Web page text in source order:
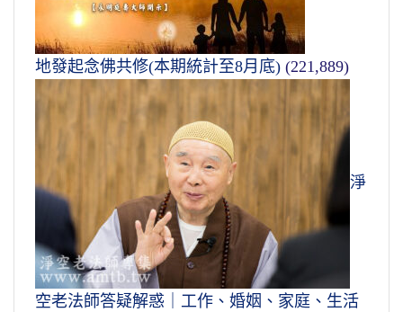
地發起念佛共修(本期統計至8月底) (221,889)
淨
空老法師答疑解惑｜工作、婚姻、家庭、生活